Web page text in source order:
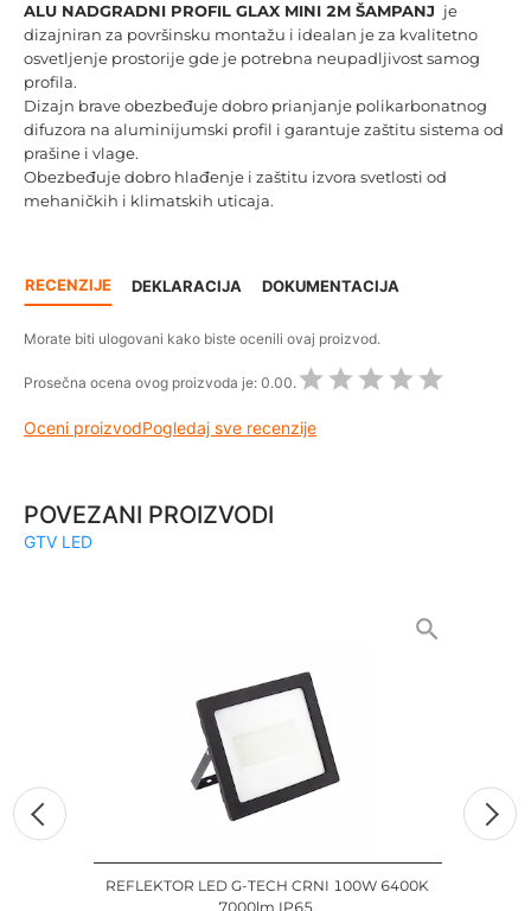
ALU NADGRADNI PROFIL GLAX MINI 2M ŠAMPANJ je
dizajniran za površinsku montažu i idealan je za kvalitetno
osvetljenje prostorije gde je potrebna neupadljivost samog
profila.
Dizajn brave obezbeđuje dobro prianjanje polikarbonatnog
difuzora na aluminijumski profil i garantuje zaštitu sistema od
prašine i vlage.
Obezbeđuje dobro hlađenje i zaštitu izvora svetlosti od
mehaničkih i klimatskih uticaja.
RECENZIJE DEKLARACIJA DOKUMENTACIJA
Morate biti ulogovani kako biste ocenili ovaj proizvod.
Prosečna ocena ovog proizvoda je: 0.00.
Oceni proizvodPogledaj sve recenzije
POVEZANI PROIZVODI
GTV LED
REFLEKTOR LED G-TECH CRNI 100W 6400K
7000lm IP65.